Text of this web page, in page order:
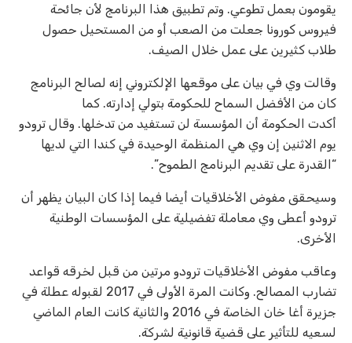
يقومون بعمل تطوعي. وتم تطبيق هذا البرنامج لأن جائحة
فيروس كورونا جعلت من الصعب أو من المستحيل حصول
طلاب كثيرين على عمل خلال الصيف.
وقالت وي في بيان على موقعها الإلكتروني إنه لصالح البرنامج
كان من الأفضل السماح للحكومة بتولي إدارته. كما
أكدت الحكومة أن المؤسسة لن تستفيد من تدخلها. وقال ترودو
يوم الاثنين إن وي هي المنظمة الوحيدة في كندا التي لديها
“القدرة على تقديم البرنامج الطموح”.
وسيحقق مفوض الأخلاقيات أيضا فيما إذا كان البيان يظهر أن
ترودو أعطى وي معاملة تفضيلية على المؤسسات الوطنية
الأخرى.
وعاقب مفوض الأخلاقيات ترودو مرتين من قبل لخرقه قواعد
تضارب المصالح. وكانت المرة الأولى في 2017 لقبوله عطلة في
جزيرة أغا خان الخاصة في 2016 والثانية كانت العام الماضي
لسعيه للتأثير على قضية قانونية لشركة.